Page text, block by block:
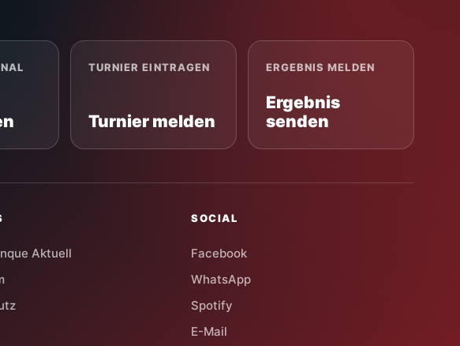
TURNIER EINTRAGEN
Turnier melden
ERGEBNIS MELDEN
Ergebnis
senden
Aktuell
SOCIAL
Facebook
WhatsApp
Spotify
E-Mail